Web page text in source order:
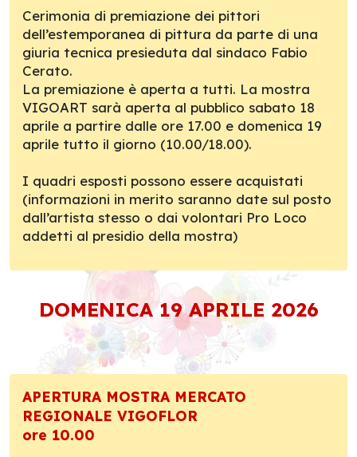
Cerimonia di premiazione dei pittori
dell’estemporanea di pittura da parte di una
giuria tecnica presieduta dal sindaco Fabio
Cerato.
La premiazione è aperta a tutti. La mostra
VIGOART sarà aperta al pubblico sabato 18
aprile a partire dalle ore 17.00 e domenica 19
aprile tutto il giorno (10.00/18.00).
I quadri esposti possono essere acquistati
(informazioni in merito saranno date sul posto
dall’artista stesso o dai volontari Pro Loco
addetti al presidio della mostra)
DOMENICA 19 APRILE 2026
APERTURA MOSTRA MERCATO
REGIONALE VIGOFLOR
ore 10.00